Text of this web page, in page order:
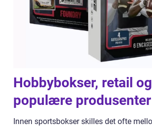
Hobbybokser, retail og
populære produsenter
Innen sportsbokser skilles det ofte